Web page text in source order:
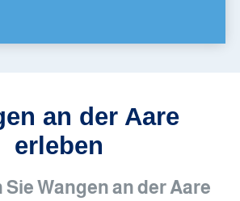
an der Aare
erleben
Wangen an der Aare